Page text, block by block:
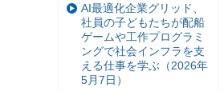
AI最適化企業グリッド、
社員の子どもたちが配船
ゲームや工作プログラミ
ングで社会インフラを支
える仕事を学ぶ（2026年
5月7日）